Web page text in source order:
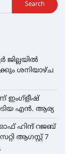
Search
ശനിയാഴ്ച
ഇംഗ്ളീഷ്
എൻ. ആര്യ
ഓഫ് ഹിന്ദ് റജബ്
ആഗസ്റ്റ് 7